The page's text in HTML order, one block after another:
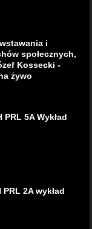
i
społecznych,
Kossecki -
żywo
PRL 5A Wykład
PRL 2A wykład